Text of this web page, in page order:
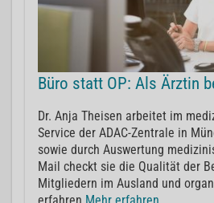
Büro statt OP: Als Ärztin
Dr. Anja Theisen arbeitet im
Service der ADAC-Zentrale in
sowie durch Auswertung
Mail checkt sie die Qualität der
Mitgliedern im Ausland und